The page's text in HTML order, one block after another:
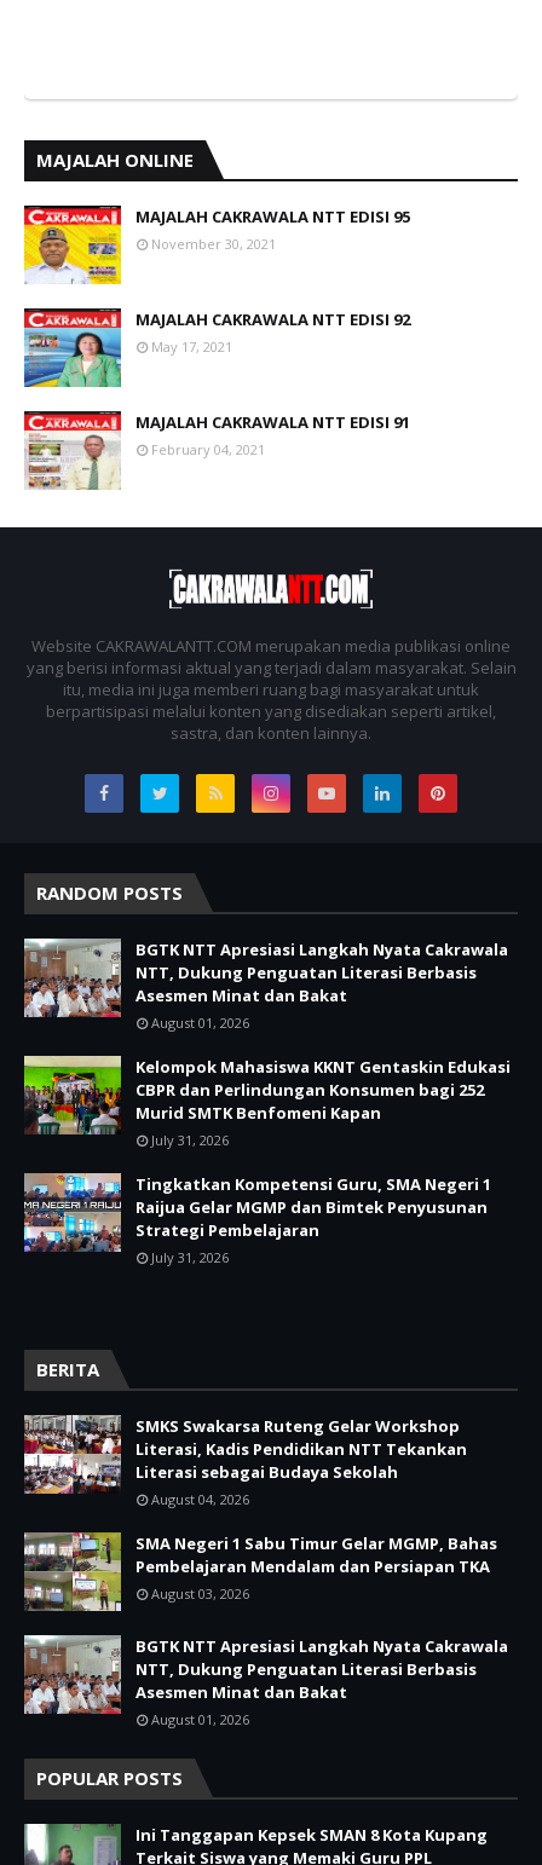
MAJALAH ONLINE
MAJALAH CAKRAWALA NTT EDISI 95
November 30, 2021
MAJALAH CAKRAWALA NTT EDISI 92
May 17, 2021
MAJALAH CAKRAWALA NTT EDISI 91
February 04, 2021
Website CAKRAWALANTT.COM merupakan media publikasi online
yang berisi informasi aktual yang terjadi dalam masyarakat. Selain
itu, media ini juga memberi ruang bagi masyarakat untuk
berpartisipasi melalui konten yang disediakan seperti artikel,
sastra, dan konten lainnya.
RANDOM POSTS
BGTK NTT Apresiasi Langkah Nyata Cakrawala
NTT, Dukung Penguatan Literasi Berbasis
Asesmen Minat dan Bakat
August 01, 2026
Kelompok Mahasiswa KKNT Gentaskin Edukasi
CBPR dan Perlindungan Konsumen bagi 252
Murid SMTK Benfomeni Kapan
July 31, 2026
Tingkatkan Kompetensi Guru, SMA Negeri 1
Raijua Gelar MGMP dan Bimtek Penyusunan
Strategi Pembelajaran
July 31, 2026
BERITA
SMKS Swakarsa Ruteng Gelar Workshop
Literasi, Kadis Pendidikan NTT Tekankan
Literasi sebagai Budaya Sekolah
August 04, 2026
SMA Negeri 1 Sabu Timur Gelar MGMP, Bahas
Pembelajaran Mendalam dan Persiapan TKA
August 03, 2026
BGTK NTT Apresiasi Langkah Nyata Cakrawala
NTT, Dukung Penguatan Literasi Berbasis
Asesmen Minat dan Bakat
August 01, 2026
POPULAR POSTS
Ini Tanggapan Kepsek SMAN 8 Kota Kupang
Terkait Siswa yang Memaki Guru PPL